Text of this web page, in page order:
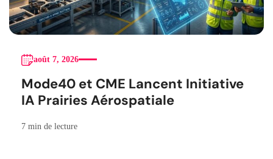
août 7, 2026
Mode40 et CME Lancent Initiative
IA Prairies Aérospatiale
7 min de lecture